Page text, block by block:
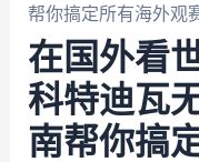
帮你搞定所有海外观
在国外看
科特迪瓦
南帮你搞